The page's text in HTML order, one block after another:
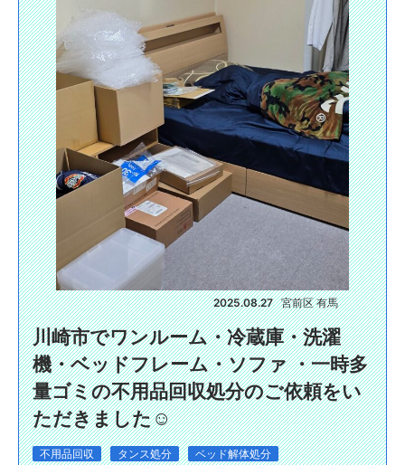
2025.08.27 宮前区 有馬
川崎市でワンルーム・冷蔵庫・洗濯
機・ベッドフレーム・ソファ ・一時多
量ゴミの不用品回収処分のご依頼をい
ただきました☺️
不用品回収 タンス処分
ベッド解体処分